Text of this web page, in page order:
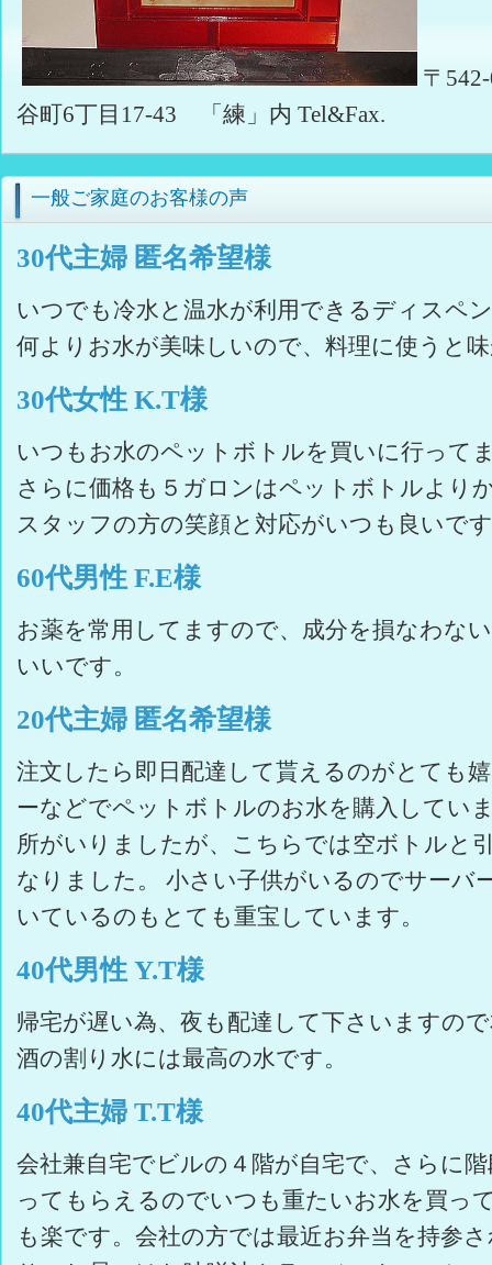
〒
谷町6丁目17-43 「練」内 Tel&Fax.
一般ご家庭のお客様の声
30代主婦 匿名希望様
いつでも冷水と温水が利用できるディスペ
何よりお水が美味しいので、料理に使うと
30代女性 K.T様
いつもお水のペットボトルを買いに行って
さらに価格も５ガロンはペットボトルより
スタッフの方の笑顔と対応がいつも良いで
60代男性 F.E様
お薬を常用してますので、成分を損なわな
いいです。
20代主婦 匿名希望様
注文したら即日配達して貰えるのがとても
ーなどでペットボトルのお水を購入してい
所がいりましたが、こちらでは空ボトルと
なりました。 小さい子供がいるのでサーバ
いているのもとても重宝しています。
40代男性 Y.T様
帰宅が遅い為、夜も配達して下さいますの
酒の割り水には最高の水です。
40代主婦 T.T様
会社兼自宅でビルの４階が自宅で、さらに
ってもらえるのでいつも重たいお水を買っ
も楽です。会社の方では最近お弁当を持参